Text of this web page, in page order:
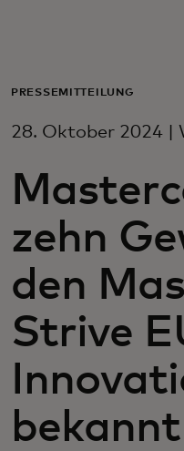
Für
Für
Neuigkeiten
PRESSEMITTEILUNG
28. Oktober 2024 |
zehn
den
Strive
bekannt